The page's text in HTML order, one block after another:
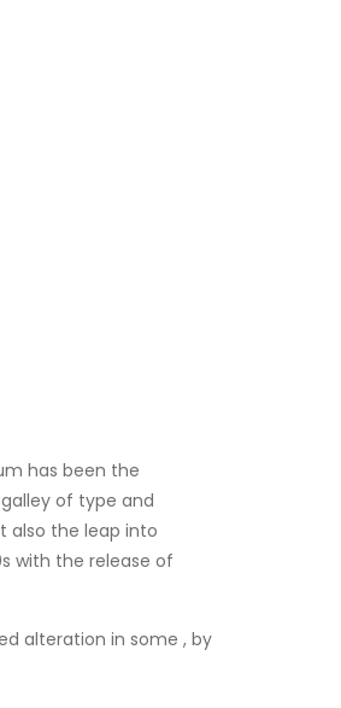
has been the
of type and
also the leap into
with the release of
alteration in some , by